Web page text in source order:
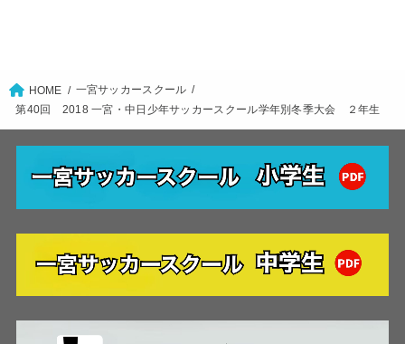
HOME
一宮サッカースクール
第40回 2018 一宮・中日少年サッカースクール学年別冬季大会 ２年生